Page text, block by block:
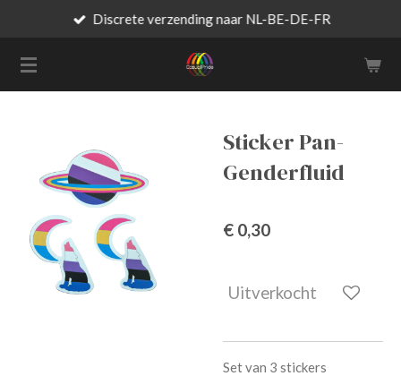
naar
de
Discrete verzending naar NL-BE-DE-FR
Sticker Pan-
Genderfluid
€ 0,30
Uitverkocht
Set van 3 stickers